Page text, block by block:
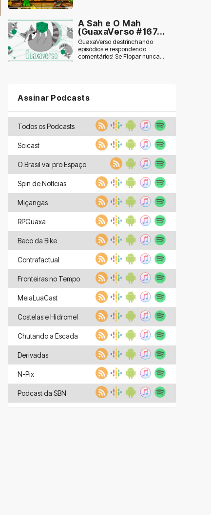
A Sah e O Mah
(GuaxaVerso #167...
GuaxaVerso destrinchando
episódios e respondendo
comentários! Se Flopar nunca...
Assinar Podcasts
Todos os Podcasts
Scicast
O Brasil vai pro Espaço
Spin de Notícias
Miçangas
RPGuaxa
Beco da Bike
Contrafactual
Fronteiras no Tempo
MeiaLuaCast
Costelas e Hidromel
Chutando a Escada
Derivadas
N-Pix
Podcast da SBN